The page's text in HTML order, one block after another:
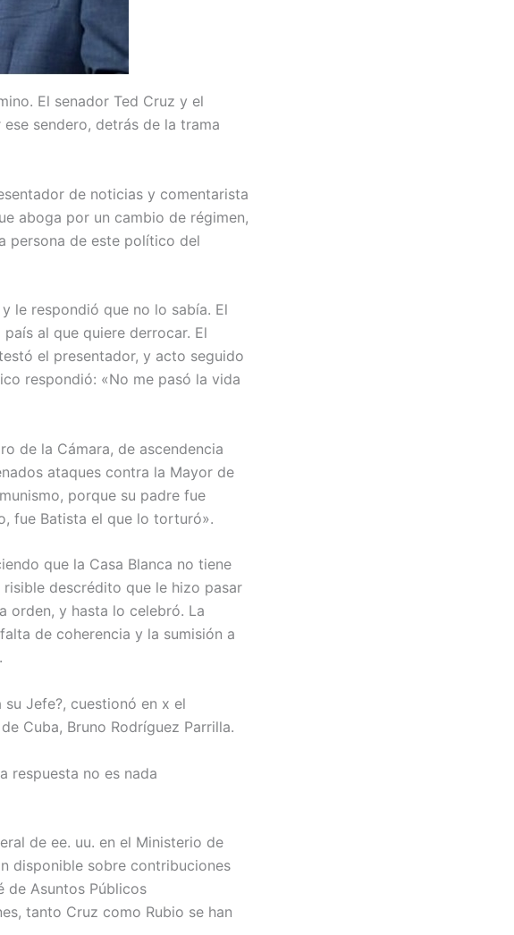
El senador Ted Cruz y el
sendero, detrás de la trama
de noticias y comentarista
aboga por un cambio de régimen,
persona de este político del
le respondió que no lo sabía. El
al que quiere derrocar. El
el presentador, y acto seguido
respondió: «No me pasó la vida
de la Cámara, de ascendencia
ataques contra la Mayor de
porque su padre fue
fue Batista el que lo torturó».
que la Casa Blanca no tiene
descrédito que le hizo pasar
orden, y hasta lo celebró. La
de coherencia y la sumisión a
Jefe?, cuestionó en x el
Cuba, Bruno Rodríguez Parrilla.
respuesta no es nada
de ee. uu. en el Ministerio de
disponible sobre contribuciones
de Asuntos Públicos
tanto Cruz como Rubio se han